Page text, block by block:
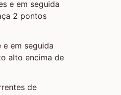
e em seguida
2 pontos
em seguida
alto encima de
de